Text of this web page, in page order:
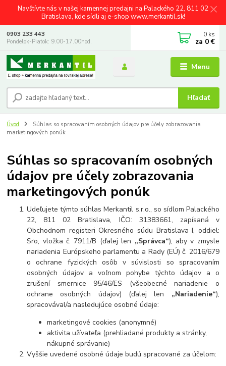
Navštívte nás v našej kamennej predajni na Palackého 22, 811 02
Bratislava, kde sídli aj e-shop www.merkantil.sk!
Menu
Hľadať
0903 233 443
Pondelok-Piatok: 9.00-17.00hod.
0 ks
za 0 €
Úvod
Súhlas so spracovaním osobných údajov pre účely zobrazovania
marketingových ponúk
Súhlas so spracovaním osobných
údajov pre účely zobrazovania
marketingových ponúk
Udeľujete týmto súhlas Merkantil s.r.o., so sídlom Palackého
22, 811 02 Bratislava, IČO: 31383661, zapísaná v
Obchodnom registeri Okresného súdu Bratislava I, oddiel:
Sro, vložka č. 7911/B (ďalej len „Správca“), aby v zmysle
nariadenia Európskeho parlamentu a Rady (EÚ) č. 2016/679
o ochrane fyzických osôb v súvislosti so spracovaním
osobných údajov a voľnom pohybe týchto údajov a o
zrušení smernice 95/46/ES (všeobecné nariadenie o
ochrane osobných údajov) (ďalej len „Nariadenie“),
spracovával/a nasledujúce osobné údaje:
marketingové cookies (anonymné)
aktivita užívateľa (prehliadané produkty a stránky,
nákupné správanie)
Vyššie uvedené osobné údaje budú spracované za účelom: